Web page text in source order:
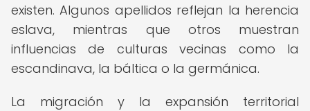
existen. Algunos apellidos reflejan la herencia
eslava, mientras que otros muestran
influencias de culturas vecinas como la
escandinava, la báltica o la germánica.
La migración y la expansión territorial